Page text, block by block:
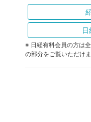
※ 日経有料会員の方は
の部分をご覧いただけま